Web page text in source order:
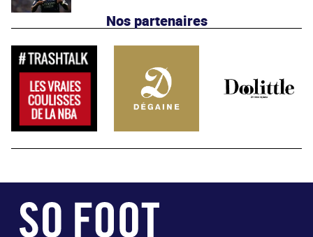
Nos partenaires